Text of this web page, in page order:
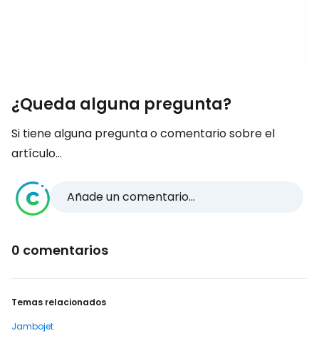
¿Queda alguna pregunta?
Si tiene alguna pregunta o comentario sobre el
artículo...
Añade un comentario...
0 comentarios
Temas relacionados
Jambojet